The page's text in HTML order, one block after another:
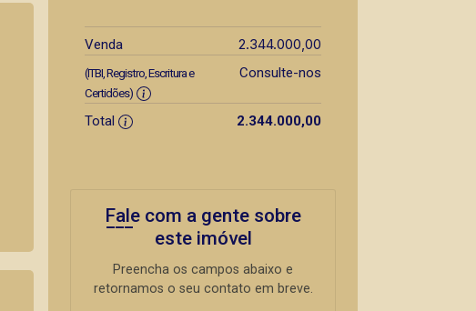
Venda 2.344.000,00
(ITBI, Registro, Escritura e
Certidões)
Consulte-nos
Total 2.344.000,00
Fale com a gente sobre
este imóvel
Preencha os campos abaixo e
retornamos o seu contato em breve.